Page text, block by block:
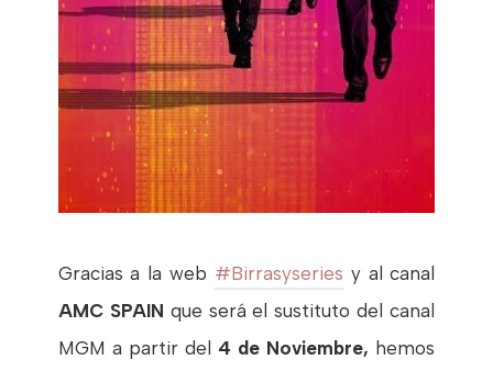
Gracias a la web #Birrasyseries y al canal
AMC SPAIN que será el sustituto del canal
MGM a partir del 4 de Noviembre, hemos